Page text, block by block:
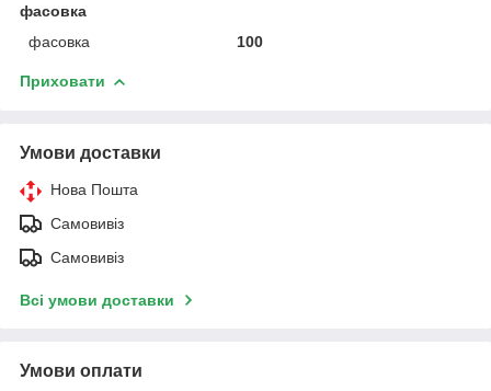
фасовка
фасовка
100
Приховати
Умови доставки
Нова Пошта
Самовивіз
Самовивіз
Всі умови доставки
Умови оплати